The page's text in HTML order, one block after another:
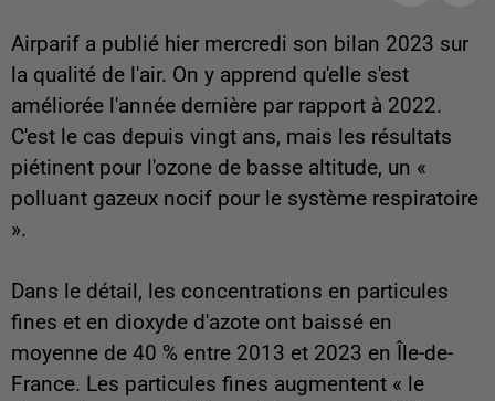
Airparif a publié hier mercredi son bilan 2023 sur
la qualité de l'air. On y apprend qu'elle s'est
améliorée l'année dernière par rapport à 2022.
C'est le cas depuis vingt ans, mais les résultats
piétinent pour l'ozone de basse altitude, un «
polluant gazeux nocif pour le système respiratoire
».
Dans le détail, les concentrations en particules
fines et en dioxyde d'azote ont baissé en
moyenne de 40 % entre 2013 et 2023 en Île-de-
France. Les particules fines augmentent « le